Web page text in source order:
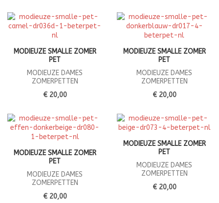
MODIEUZE SMALLE ZOMER
PET
MODIEUZE DAMES
ZOMERPETTEN
€ 20,00
MODIEUZE SMALLE ZOMER
PET
MODIEUZE DAMES
ZOMERPETTEN
€ 20,00
MODIEUZE SMALLE ZOMER
PET
MODIEUZE DAMES
ZOMERPETTEN
€ 20,00
MODIEUZE SMALLE ZOMER
PET
MODIEUZE DAMES
ZOMERPETTEN
€ 20,00